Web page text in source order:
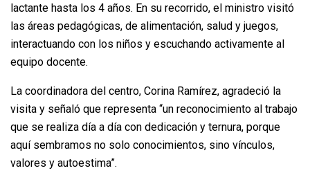
lactante hasta los 4 años. En su recorrido, el ministro visitó
las áreas pedagógicas, de alimentación, salud y juegos,
interactuando con los niños y escuchando activamente al
equipo docente.
La coordinadora del centro, Corina Ramírez, agradeció la
visita y señaló que representa “un reconocimiento al trabajo
que se realiza día a día con dedicación y ternura, porque
aquí sembramos no solo conocimientos, sino vínculos,
valores y autoestima”.